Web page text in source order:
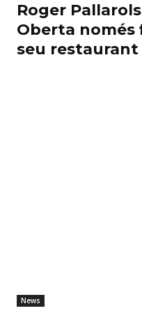
Roger
Oberta només
seu restaurant
News